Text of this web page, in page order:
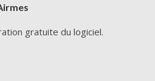
gratuite du logiciel.